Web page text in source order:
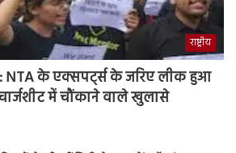
राष्ट्रीय
NTA के एक्सपर्ट्स के जरिए लीक हुआ
में चौंकाने वाले खुलासे